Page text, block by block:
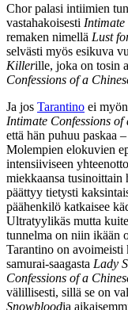
Chor palasi intiimien
vastahakoisesti Intimate
remaken nimellä Lust
selvästi myös esikuva
Killerille, joka on tosin
Confessions of a
Ja jos Tarantino ei
Intimate Confessions
että hän puhuu paskaa
Molempien elokuvien
intensiiviseen
miekkaansa tusinoittain
päättyy tietysti
päähenkilö katkaisee
Ultratyylikäs mutta
tunnelma on niin ikään
Tarantino on avoimeisti
samurai-saagasta Lady
Confessions of a
välillisesti, sillä se on
Snowbloodia